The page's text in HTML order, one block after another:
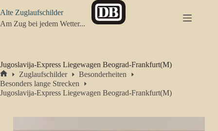
Inhalt
springen
Alte Zuglaufschilder
Am Zug bei jedem Wetter...
Jugoslavija-Express Liegewagen Beograd-Frankfurt(M)
Start
Zuglaufschilder
Besonderheiten
Besonders lange Strecken
Jugoslavija-Express Liegewagen Beograd-Frankfurt(M)